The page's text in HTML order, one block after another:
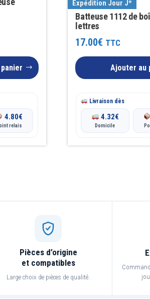
4.80€
relais
Expédition Jour J*
Batteuse 1112 de
lettres
17.00€ TTC
Ajouter au
Livraison dès
4.32€
Domicile
Pièces d’origine
et compatibles
Large choix de pièces de qualité.